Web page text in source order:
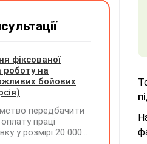
фіксованої
роботу на
бойових
передбачити
праці
у розмірі 20 000